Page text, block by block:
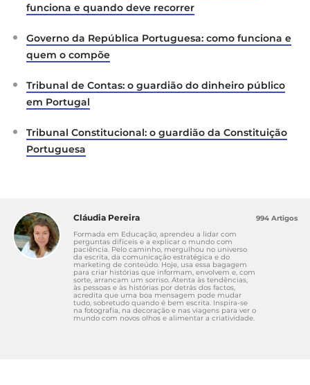
fazem-o-ministerio-publico-e-procuradoria-
Ministério Público. (2026).A Procuradoria-Geral
da República. Portal do Ministério Público –
Portugal.
https://www.ministeriopublico.pt/pagina/procura
doria-geral-da-republica
Ministério Público. (2026).Procurador-Geral da
República. Portal do Ministério Público –
Procuradoria da República da Comarca de
Lisboa. (2026).Apresentação. Comarcas –
Tribunais de Portugal.
https://comarcas.tribunais.org.pt/comarcas/apres
entacao_mp.php?com=lisboa
funciona e quando deve recorrer
Governo da República Portuguesa: como funciona e
quem o compõe
Tribunal de Contas: o guardião do dinheiro público
em Portugal
Tribunal Constitucional: o guardião da Constituição
Portuguesa
Cláudia Pereira
Formada em Educação, aprendeu a lidar com
perguntas difíceis e a explicar o mundo com
paciência. Pelo caminho, mergulhou no universo
da escrita, da comunicação estratégica e do
marketing de conteúdo. Hoje, usa essa bagagem
para criar histórias que informam, envolvem e, com
sorte, arrancam um sorriso. Atenta às tendências,
às pessoas e às histórias por detrás dos factos,
acredita que uma boa mensagem pode mudar
tudo, sobretudo quando é bem escrita. Inspira-se
na fotografia, na decoração e nas viagens para ver o
mundo com novos olhos e alimentar a criatividade.
994 Artigos